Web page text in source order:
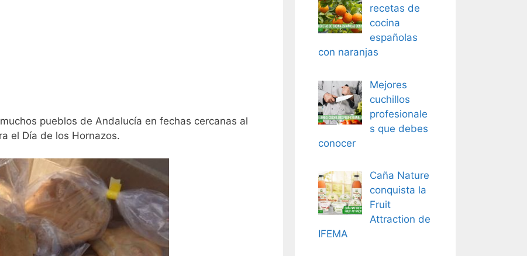
pueblos de Andalucía en fechas cercanas al
el Día de los Hornazos.
recetas de
cocina
españolas
con naranjas
Mejores
cuchillos
profesionale
s que debes
conocer
Caña Nature
conquista la
Fruit
Attraction de
IFEMA